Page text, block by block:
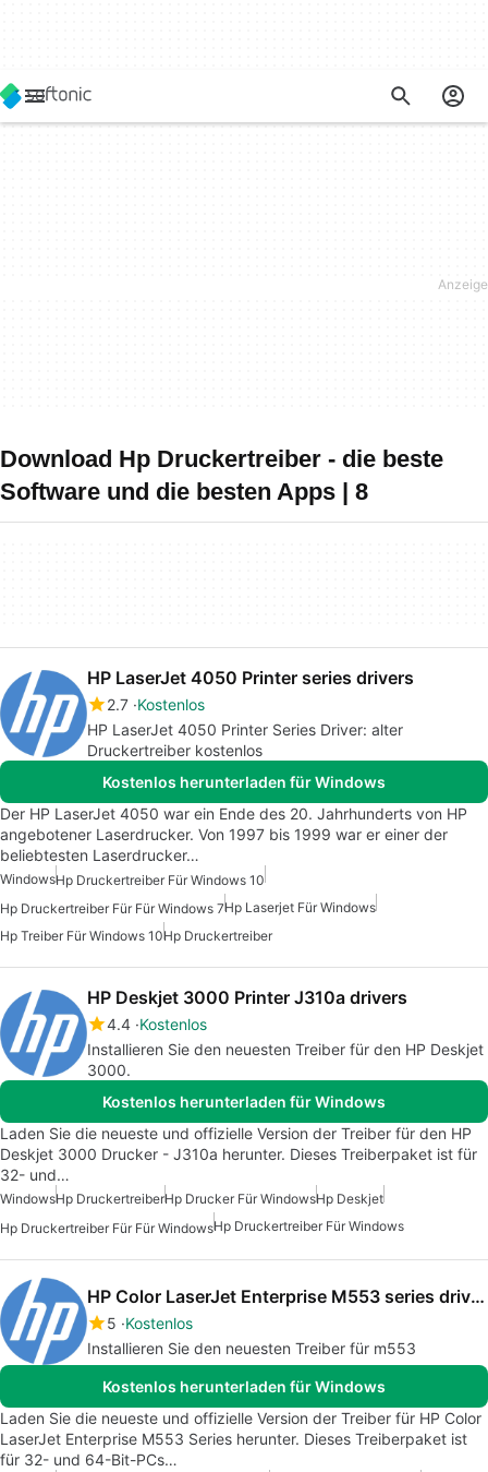
Download Hp Druckertreiber - die beste
Software und die besten Apps | 8
HP LaserJet 4050 Printer series drivers
2.7 Kostenlos
HP LaserJet 4050 Printer Series Driver: alter
Druckertreiber kostenlos
Kostenlos herunterladen für Windows
Der HP LaserJet 4050 war ein Ende des 20. Jahrhunderts von HP
angebotener Laserdrucker. Von 1997 bis 1999 war er einer der
beliebtesten Laserdrucker…
WindowsHp Druckertreiber Für Windows 10
Hp Druckertreiber Für Für Windows 7Hp Laserjet Für Windows
Hp Treiber Für Windows 10Hp Druckertreiber
HP Deskjet 3000 Printer J310a drivers
4.4 Kostenlos
Installieren Sie den neuesten Treiber für den HP Deskjet
3000.
Kostenlos herunterladen für Windows
Laden Sie die neueste und offizielle Version der Treiber für den HP
Deskjet 3000 Drucker - J310a herunter. Dieses Treiberpaket ist für
32- und…
WindowsHp DruckertreiberHp Drucker Für WindowsHp Deskjet
Hp Druckertreiber Für Für WindowsHp Druckertreiber Für Windows
HP Color LaserJet Enterprise M553 series drivers
5 Kostenlos
Installieren Sie den neuesten Treiber für m553
Kostenlos herunterladen für Windows
Laden Sie die neueste und offizielle Version der Treiber für HP Color
LaserJet Enterprise M553 Series herunter. Dieses Treiberpaket ist
für 32- und 64-Bit-PCs…